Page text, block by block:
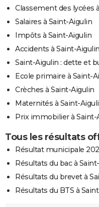
Classement des lycées
Salaires à Saint-Aigulin
Impôts à Saint-Aigulin
Accidents à Saint-Aigulin
Saint-Aigulin : dette et
Ecole primaire à Saint-
Crèches à Saint-Aigulin
Maternités à Saint-
Prix immobilier à Saint-
Tous les résultats
Résultat municipale
Résultats du bac à
Résultats du brevet à
Résultats du BTS à